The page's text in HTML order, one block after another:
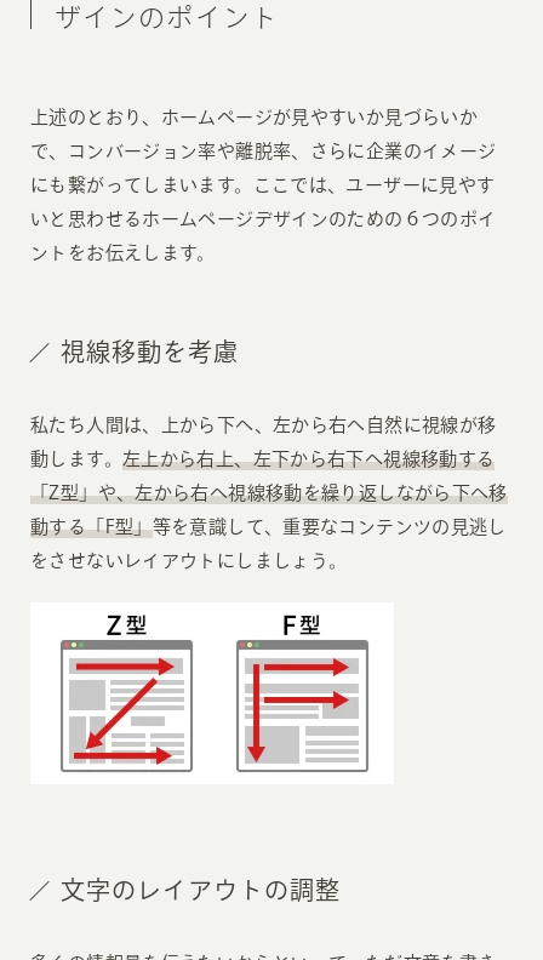
ザインのポイント
上述のとおり、ホームページが見やすいか見づらいか
で、コンバージョン率や離脱率、さらに企業のイメージ
にも繋がってしまいます。ここでは、ユーザーに見やす
いと思わせるホームページデザインのための６つのポイ
ントをお伝えします。
視線移動を考慮
私たち人間は、上から下へ、左から右へ自然に視線が移
動します。 左上から右上、左下から右下へ視線移動する
「Z型」や、左から右へ視線移動を繰り返しながら下へ移
動する「F型」等を意識して、重要なコンテンツの見逃し
をさせないレイアウトにしましょう。
文字のレイアウトの調整